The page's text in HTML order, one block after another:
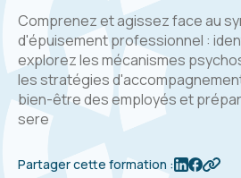
Comprenez et agissez face au
d'épuisement professionnel :
explorez les mécanismes
les stratégies
bien-être des employés et
sere
Partager cette formation :